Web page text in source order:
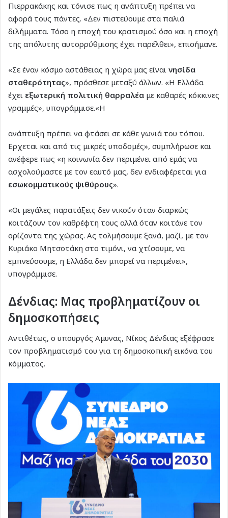
Πιερρακάκης και τόνισε πως η ανάπτυξη πρέπει να
αφορά τους πάντες. «Δεν πιστεύουμε στα παλιά
διλήμματα. Τόσο η εποχή του κρατισμού όσο και η εποχή
της απόλυτης αυτορρύθμισης έχει παρέλθει», επισήμανε.
«Σε έναν κόσμο αστάθειας η χώρα μας είναι νησίδα
σταθερότητας», πρόσθεσε μεταξύ άλλων. «Η Ελλάδα
έχει εξωτερική πολιτική θαρραλέα με καθαρές κόκκινες
γραμμές», υπογράμμισε.«Η
ανάπτυξη πρέπει να φτάσει σε κάθε γωνιά του τόπου.
Ερχεται και από τις μικρές υποδομές», συμπλήρωσε και
ανέφερε πως «η κοινωνία δεν περιμένει από εμάς να
ασχολούμαστε με τον εαυτό μας, δεν ενδιαφέρεται για
εσωκομματικούς ψιθύρους».
«Οι μεγάλες παρατάξεις δεν νικούν όταν διαρκώς
κοιτάζουν τον καθρέφτη τους αλλά όταν κοιτάνε τον
ορίζοντα της χώρας. Ας τολμήσουμε ξανά, μαζί, με τον
Κυριάκο Μητσοτάκη στο τιμόνι, να χτίσουμε, να
εμπνεύσουμε, η Ελλάδα δεν μπορεί να περιμένει»,
υπογράμμισε.
Δένδιας: Μας προβληματίζουν οι
δημοσκοπήσεις
Αντιθέτως, ο υπουργός Αμυνας, Νίκος Δένδιας εξέφρασε
τον προβληματισμό του για τη δημοσκοπική εικόνα του
κόμματος.